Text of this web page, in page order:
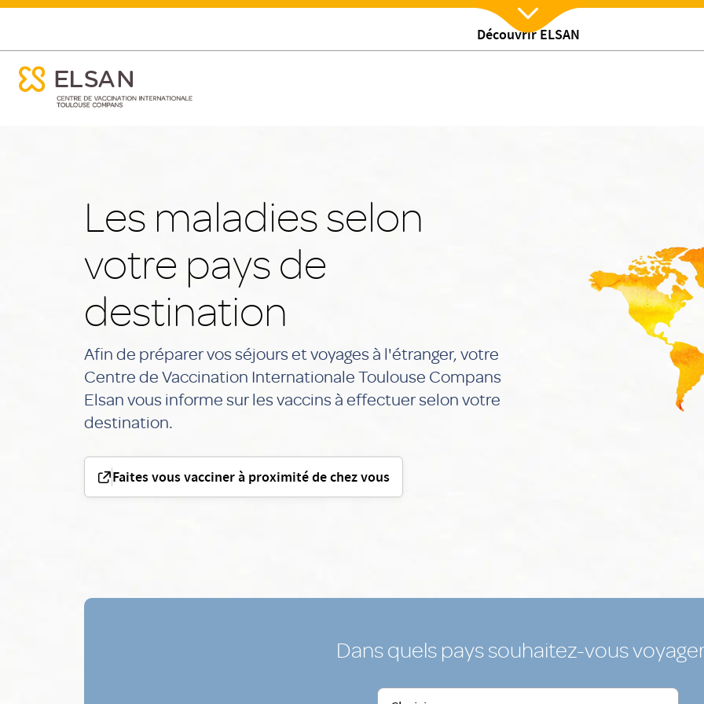
Découvrir ELSAN
Votre destination
menu mobile
Nx:Afficher menu
menu mobile
Les maladies selon
votre pays de
destination
Afin de préparer vos séjours et voyages à l'étranger, votre
Centre de Vaccination Internationale Toulouse Compans
Elsan vous informe sur les vaccins à effectuer selon votre
destination.
Faites vous vacciner à proximité de chez vous
Dans quels pays souhaitez-vous